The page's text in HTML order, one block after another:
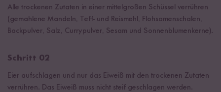
Alle trockenen Zutaten in einer mittelgroßen Schüssel verrühren
(gemahlene Mandeln, Teff- und Reismehl, Flohsamenschalen,
Backpulver, Salz, Currypulver, Sesam und Sonnenblumenkerne).
Schritt 02
Eier aufschlagen und nur das Eiweiß mit den trockenen Zutaten
verrühren. Das Eiweiß muss nicht steif geschlagen werden.